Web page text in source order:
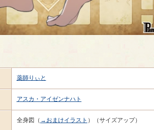
薬師りぃと
アスカ・アイゼンナハト
全身図（ →おまけイラスト ）（サイズアップ）